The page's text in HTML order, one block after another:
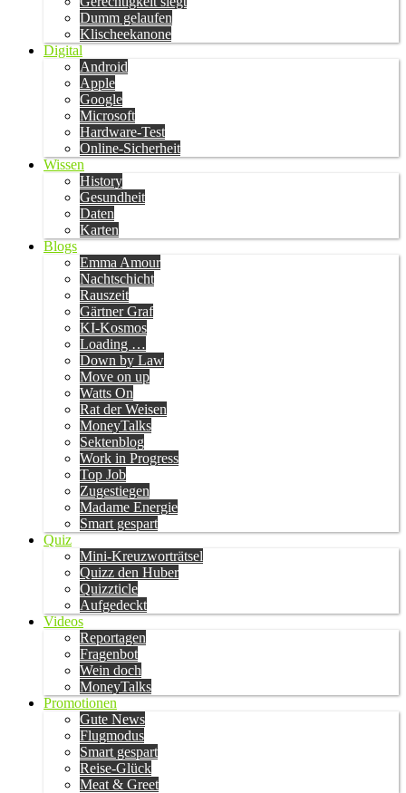
Dumm gelaufen
Klischeekanone
Digital
Android
Apple
Google
Microsoft
Hardware-Test
Online-Sicherheit
Wissen
History
Gesundheit
Daten
Karten
Blogs
Emma Amour
Nachtschicht
Rauszeit
Gärtner Graf
KI-Kosmos
Loading …
Down by Law
Move on up
Watts On
Rat der Weisen
MoneyTalks
Sektenblog
Work in Progress
Top Job
Zugestiegen
Madame Energie
Smart gespart
Quiz
Mini-Kreuzworträtsel
Quizz den Huber
Quizzticle
Aufgedeckt
Videos
Reportagen
Fragenbot
Wein doch
MoneyTalks
Promotionen
Gute News
Flugmodus
Smart gespart
Reise-Glück
Meat & Greet